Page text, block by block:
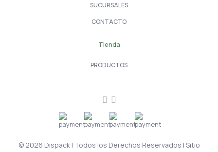
SUCURSALES
CONTACTO
Tienda
PRODUCTOS
© 2026 Dispack | Todos los Derechos Reservados | Sitio